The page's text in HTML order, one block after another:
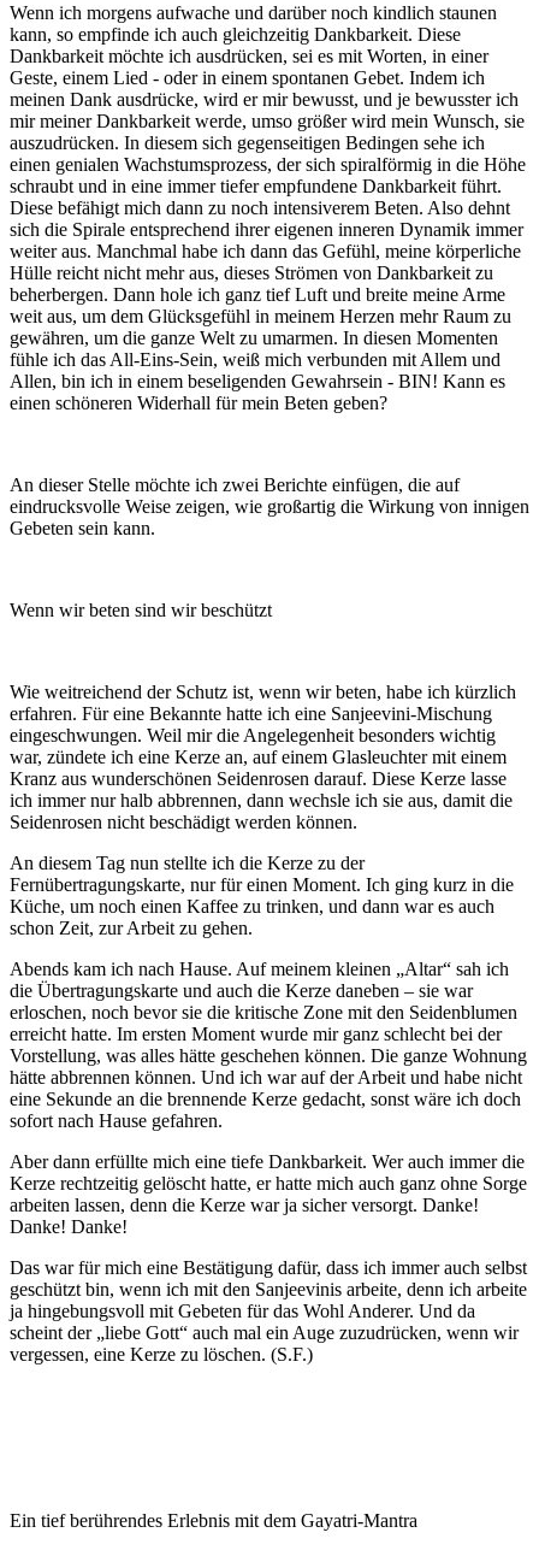
Wenn ich morgens aufwache und darüber noch kindlich staunen
kann, so empfinde ich auch gleichzeitig Dankbarkeit. Diese
Dankbarkeit möchte ich ausdrücken, sei es mit Worten, in einer
Geste, einem Lied - oder in einem spontanen Gebet. Indem ich
meinen Dank ausdrücke, wird er mir bewusst, und je bewusster ich
mir meiner Dankbarkeit werde, umso größer wird mein Wunsch, sie
auszudrücken. In diesem sich gegenseitigen Bedingen sehe ich
einen genialen Wachstumsprozess, der sich spiralförmig in die Höhe
schraubt und in eine immer tiefer empfundene Dankbarkeit führt.
Diese befähigt mich dann zu noch intensiverem Beten. Also dehnt
sich die Spirale entsprechend ihrer eigenen inneren Dynamik immer
weiter aus. Manchmal habe ich dann das Gefühl, meine körperliche
Hülle reicht nicht mehr aus, dieses Strömen von Dankbarkeit zu
beherbergen. Dann hole ich ganz tief Luft und breite meine Arme
weit aus, um dem Glücksgefühl in meinem Herzen mehr Raum zu
gewähren, um die ganze Welt zu umarmen. In diesen Momenten
fühle ich das All-Eins-Sein, weiß mich verbunden mit Allem und
Allen, bin ich in einem beseligenden Gewahrsein - BIN! Kann es
einen schöneren Widerhall für mein Beten geben?
An dieser Stelle möchte ich zwei Berichte einfügen, die auf
eindrucksvolle Weise zeigen, wie großartig die Wirkung von innigen
Gebeten sein kann.
Wenn wir beten sind wir beschützt
Wie weitreichend der Schutz ist, wenn wir beten, habe ich kürzlich
erfahren. Für eine Bekannte hatte ich eine Sanjeevini-Mischung
eingeschwungen. Weil mir die Angelegenheit besonders wichtig
war, zündete ich eine Kerze an, auf einem Glasleuchter mit einem
Kranz aus wunderschönen Seidenrosen darauf. Diese Kerze lasse
ich immer nur halb abbrennen, dann wechsle ich sie aus, damit die
Seidenrosen nicht beschädigt werden können.
An diesem Tag nun stellte ich die Kerze zu der
Fernübertragungskarte, nur für einen Moment. Ich ging kurz in die
Küche, um noch einen Kaffee zu trinken, und dann war es auch
schon Zeit, zur Arbeit zu gehen.
Abends kam ich nach Hause. Auf meinem kleinen „Altar“ sah ich
die Übertragungskarte und auch die Kerze daneben – sie war
erloschen, noch bevor sie die kritische Zone mit den Seidenblumen
erreicht hatte. Im ersten Moment wurde mir ganz schlecht bei der
Vorstellung, was alles hätte geschehen können. Die ganze Wohnung
hätte abbrennen können. Und ich war auf der Arbeit und habe nicht
eine Sekunde an die brennende Kerze gedacht, sonst wäre ich doch
sofort nach Hause gefahren.
Aber dann erfüllte mich eine tiefe Dankbarkeit. Wer auch immer die
Kerze rechtzeitig gelöscht hatte, er hatte mich auch ganz ohne Sorge
arbeiten lassen, denn die Kerze war ja sicher versorgt. Danke!
Danke! Danke!
Das war für mich eine Bestätigung dafür, dass ich immer auch selbst
geschützt bin, wenn ich mit den Sanjeevinis arbeite, denn ich arbeite
ja hingebungsvoll mit Gebeten für das Wohl Anderer. Und da
scheint der „liebe Gott“ auch mal ein Auge zuzudrücken, wenn wir
vergessen, eine Kerze zu löschen. (S.F.)
Ein tief berührendes Erlebnis mit dem Gayatri-Mantra